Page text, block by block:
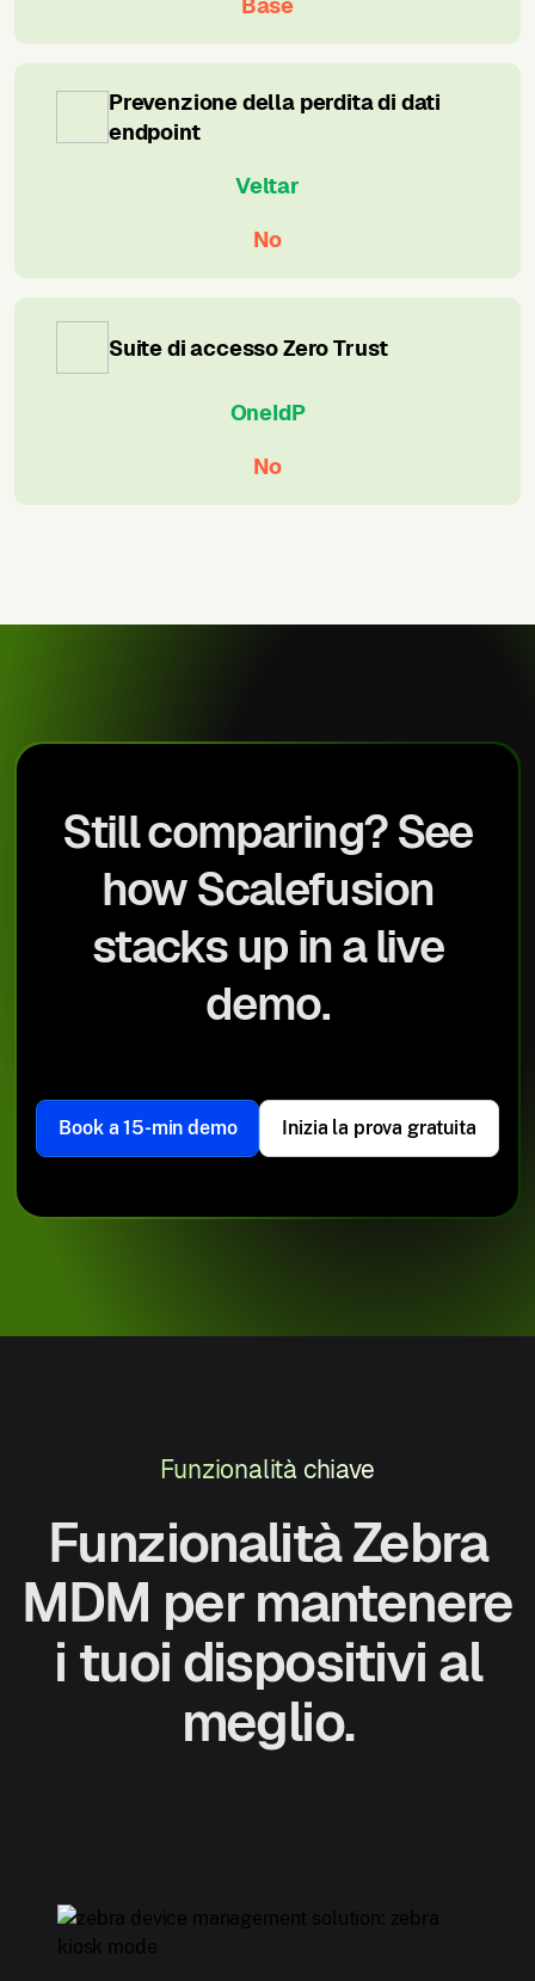
Base
Prevenzione della perdita di dati
endpoint
Veltar
No
Suite di accesso Zero Trust
OneIdP
No
Still comparing? See
how Scalefusion
stacks up in a live
demo.
Book a 15-min demo Inizia la prova gratuita
Funzionalità chiave
Funzionalità Zebra
MDM per mantenere
i tuoi dispositivi al
meglio.